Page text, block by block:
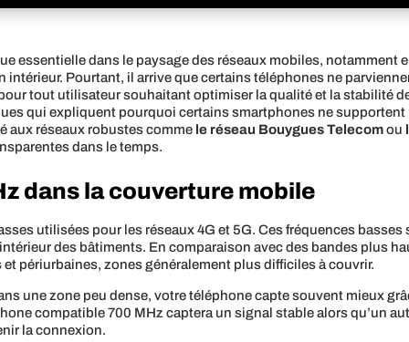
essentielle dans le paysage des réseaux mobiles, notamment
intérieur. Pourtant, il arrive que certains téléphones ne
tout utilisateur souhaitant optimiser la qualité et la stabilité
qui expliquent pourquoi certains smartphones ne supportent
aux réseaux robustes comme le réseau Bouygues Telecomou
dans le temps.
dans la couverture mobile
utilisées pour les réseaux 4G et 5G. Ces fréquences
des bâtiments. En comparaison avec des bandes plus
périurbaines, zones généralement plus difficiles à couvrir.
une zone peu dense, votre téléphone capte souvent mieux
compatible 700 MHz captera un signal stable alors qu’un
la connexion.